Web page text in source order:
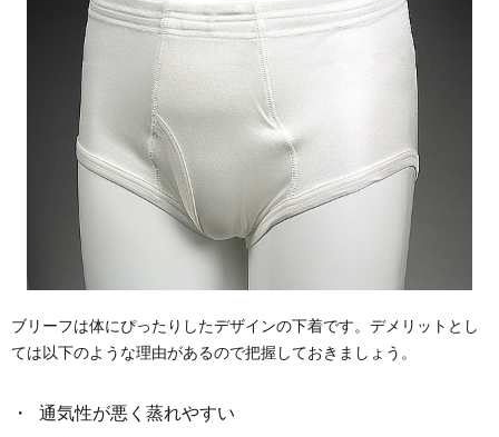
ブリーフは体にぴったりしたデザインの下着です。デメリットとし
ては以下のような理由があるので把握しておきましょう。
通気性が悪く蒸れやすい